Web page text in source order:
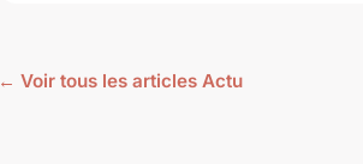
← Voir tous les articles Actu